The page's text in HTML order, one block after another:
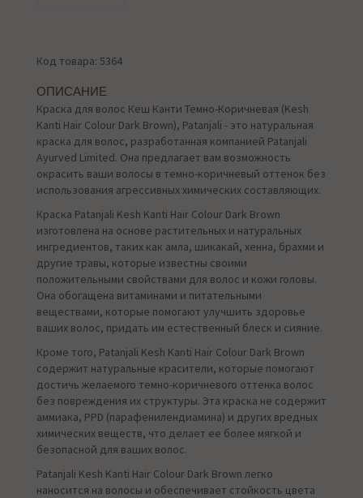
Код товара: 5364
ОПИСАНИЕ
Краска для волос Кеш Канти Темно-Коричневая (Kesh
Kanti Hair Colour Dark Brown), Patanjali - это натуральная
краска для волос, разработанная компанией Patanjali
Ayurved Limited. Она предлагает вам возможность
окрасить ваши волосы в темно-коричневый оттенок без
использования агрессивных химических составляющих.
Краска Patanjali Kesh Kanti Hair Colour Dark Brown
изготовлена на основе растительных и натуральных
ингредиентов, таких как амла, шикакай, хенна, брахми и
другие травы, которые известны своими
положительными свойствами для волос и кожи головы.
Она обогащена витаминами и питательными
веществами, которые помогают улучшить здоровье
ваших волос, придать им естественный блеск и сияние.
Кроме того, Patanjali Kesh Kanti Hair Colour Dark Brown
содержит натуральные красители, которые помогают
достичь желаемого темно-коричневого оттенка волос
без повреждения их структуры. Эта краска не содержит
аммиака, PPD (парафенилендиамина) и других вредных
химических веществ, что делает ее более мягкой и
безопасной для ваших волос.
Patanjali Kesh Kanti Hair Colour Dark Brown легко
наносится на волосы и обеспечивает стойкость цвета